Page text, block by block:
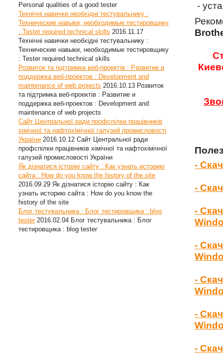
Personal qualities of a good tester
Технічні навички необхідні тестувальнику :
Технические навыки, необходимые тестировщику
: Tester required technical skills 2016.11.17
Технічні навички необхідні тестувальнику :
Технические навыки, необходимые тестировщику
: Tester required technical skills
Розвиток та підтримка веб-проектів : Развитие и
поддержка веб-проектов : Development and
maintenance of web projects 2016.10.13 Розвиток
та підтримка веб-проектів : Развитие и
поддержка веб-проектов : Development and
maintenance of web projects
Сайт Центральної ради профспілки працівників
хімічної та нафтохімічної галузей промисловості
України 2016.10.12 Сайт Центральної ради
профспілки працівників хімічної та нафтохімічної
галузей промисловості України
Як дізнатися історію сайту : Как узнать историю
сайта : How do you know the history of the site
2016.09.29 Як дізнатися історію сайту : Как
узнать историю сайта : How do you know the
history of the site
Блог тестувальника : Блог тестировщика : blog
tester 2016.02.04 Блог тестувальника : Блог
тестировщика : blog tester
-
-
-
-
-
-
-
-